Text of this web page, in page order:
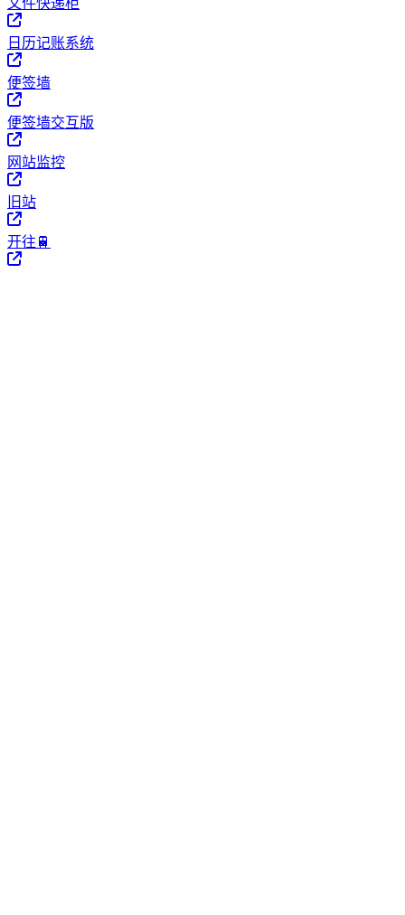
日历记账系统
便签墙
便签墙交互版
网站监控
旧站
开往🚆